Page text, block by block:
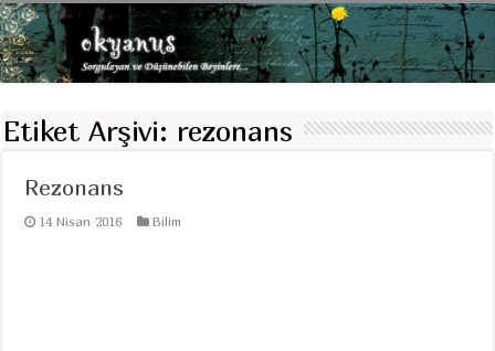
Etiket Arşivi: rezonans
Rezonans
14 Nisan 2016 Bilim